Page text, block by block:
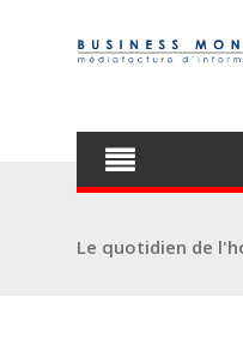
Le quotidien de